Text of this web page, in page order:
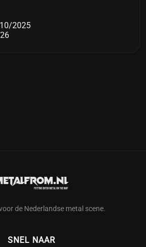
2025
de Nederlandse metal scene.
SNEL NAAR